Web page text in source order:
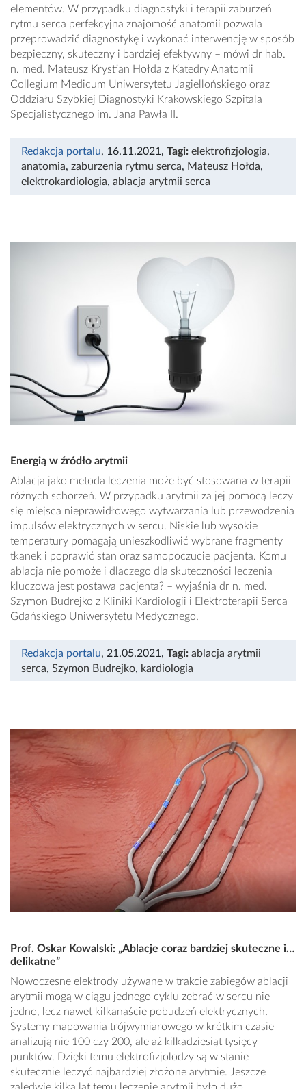
elementów. W przypadku diagnostyki i terapii zaburzeń
rytmu serca perfekcyjna znajomość anatomii pozwala
przeprowadzić diagnostykę i wykonać interwencję w sposób
bezpieczny, skuteczny i bardziej efektywny – mówi dr hab.
n. med. Mateusz Krystian Hołda z Katedry Anatomii
Collegium Medicum Uniwersytetu Jagiellońskiego oraz
Oddziału Szybkiej Diagnostyki Krakowskiego Szpitala
Specjalistycznego im. Jana Pawła II.
Redakcja portalu, 16.11.2021 , Tagi: elektrofizjologia,
anatomia, zaburzenia rytmu serca, Mateusz Hołda,
elektrokardiologia, ablacja arytmii serca
Energią w źródło arytmii
Ablacja jako metoda leczenia może być stosowana w terapii
różnych schorzeń. W przypadku arytmii za jej pomocą leczy
się miejsca nieprawidłowego wytwarzania lub przewodzenia
impulsów elektrycznych w sercu. Niskie lub wysokie
temperatury pomagają unieszkodliwić wybrane fragmenty
tkanek i poprawić stan oraz samopoczucie pacjenta. Komu
ablacja nie pomoże i dlaczego dla skuteczności leczenia
kluczowa jest postawa pacjenta? – wyjaśnia dr n. med.
Szymon Budrejko z Kliniki Kardiologii i Elektroterapii Serca
Gdańskiego Uniwersytetu Medycznego.
Redakcja portalu, 21.05.2021, Tagi: ablacja arytmii
serca, Szymon Budrejko, kardiologia
Prof. Oskar Kowalski: „Ablacje coraz bardziej skuteczne i…
delikatne”
Nowoczesne elektrody używane w trakcie zabiegów ablacji
arytmii mogą w ciągu jednego cyklu zebrać w sercu nie
jedno, lecz nawet kilkanaście pobudzeń elektrycznych.
Systemy mapowania trójwymiarowego w krótkim czasie
analizują nie 100 czy 200, ale aż kilkadziesiąt tysięcy
punktów. Dzięki temu elektrofizjolodzy są w stanie
skutecznie leczyć najbardziej złożone arytmie. Jeszcze